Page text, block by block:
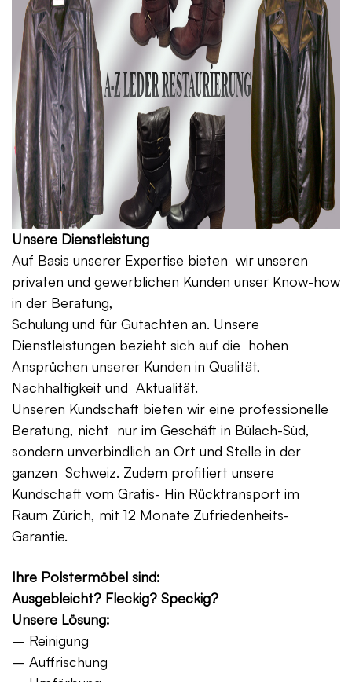
Unsere Dienstleistung
Auf Basis unserer Expertise bieten wir unseren
privaten und gewerblichen Kunden unser Know-how
in der Beratung,
Schulung und für Gutachten an. Unsere
Dienstleistungen bezieht sich auf die hohen
Ansprüchen unserer Kunden in Qualität,
Nachhaltigkeit und Aktualität.
Unseren Kundschaft bieten wir eine professionelle
Beratung, nicht nur im Geschäft in Bülach-Süd,
sondern unverbindlich an Ort und Stelle in der
ganzen Schweiz. Zudem profitiert unsere
Kundschaft vom Gratis- Hin Rücktransport im
Raum Zürich, mit 12 Monate Zufriedenheits-
Garantie.
Ihre Polstermöbel sind:
Ausgebleicht? Fleckig? Speckig?
Unsere Lösung:
– Reinigung
– Auffrischung